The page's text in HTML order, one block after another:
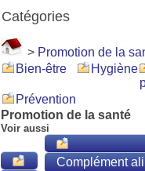
Catégories
> Promotion de la
Bien-être
Hygiène
Prévention
Promotion de la santé
Voir aussi
Complément